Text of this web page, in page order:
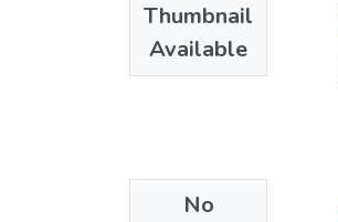
Thumbnail
Available
No